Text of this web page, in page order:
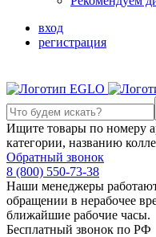
вход
регистрация
Ищите товары по номеру
категории, названию
Обратный звонок
8 (800) 550-73-38
Наши менеджеры
обращении в нерабочее
ближайшие рабочие часы.
Бесплатный звонок по РФ